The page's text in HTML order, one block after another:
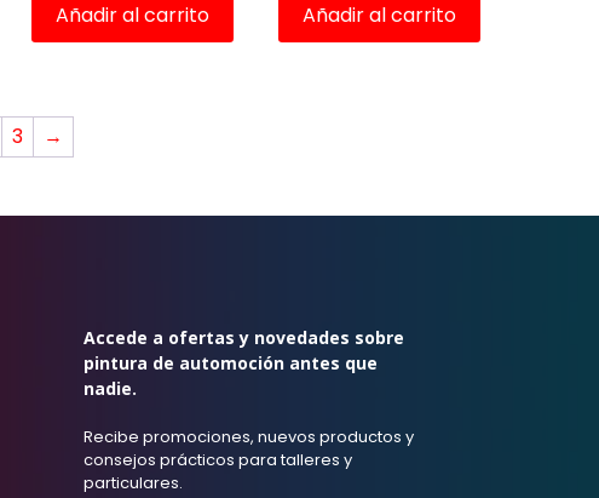
Añadir al carrito Añadir al carrito
3 →
Accede a ofertas y novedades sobre
pintura de automoción antes que
nadie.
Recibe promociones, nuevos productos y
consejos prácticos para talleres y
particulares.